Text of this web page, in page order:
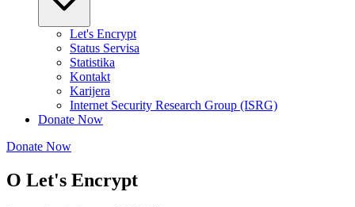
Let's Encrypt
Status Servisa
Statistika
Kontakt
Karijera
Internet Security Research Group (ISRG)
Donate Now
Donate Now
O Let's Encrypt